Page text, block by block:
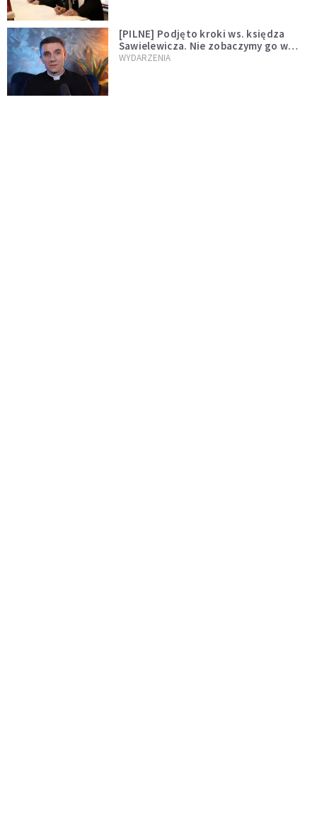
[PILNE] Podjęto kroki ws. księdza
Sawielewicza. Nie zobaczymy go w
mediach
WYDARZENIA